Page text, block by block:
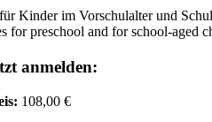
Kinder im Vorschulalter und
for preschool and for school-aged
anmelden:
108,00 €